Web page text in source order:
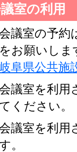
室の利用
議室の予約
をお願いしま
阜県公共施
議室を利用
てください。
議室を利用
。